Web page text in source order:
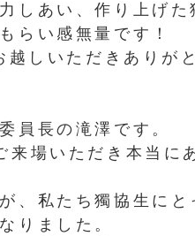
しあい、作り上げ
らい感無量です！
しいただきありが
員長の滝澤です。
来場いただき本当に
、私たち獨協生に
りました。